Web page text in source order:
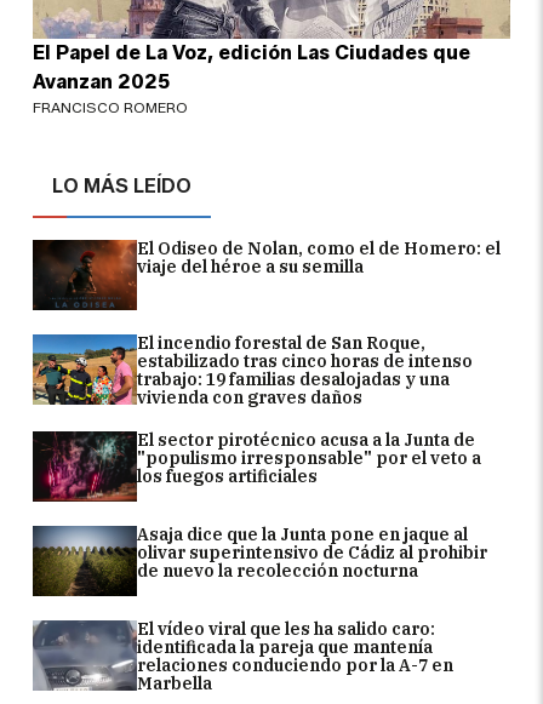
LO MÁS LEÍDO
El Odiseo de Nolan, como el de Homero: el
viaje del héroe a su semilla
El incendio forestal de San Roque,
estabilizado tras cinco horas de intenso
trabajo: 19 familias desalojadas y una
vivienda con graves daños
El sector pirotécnico acusa a la Junta de
"populismo irresponsable" por el veto a
los fuegos artificiales
Asaja dice que la Junta pone en jaque al
olivar superintensivo de Cádiz al prohibir
de nuevo la recolección nocturna
El vídeo viral que les ha salido caro:
identificada la pareja que mantenía
relaciones conduciendo por la A-7 en
Marbella
El Papel de La Voz, edición Las Ciudades que
Avanzan 2025
FRANCISCO ROMERO